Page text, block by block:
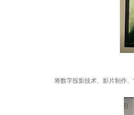
将数字投影技术、影片制作